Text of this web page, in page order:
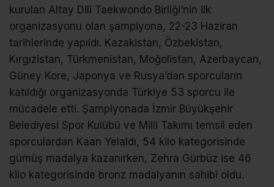
kurulan Altay Dili Taekwondo Birliği’nin ilk
organizasyonu olan şampiyona, 22-23 Haziran
tarihlerinde yapıldı. Kazakistan, Özbekistan,
Kırgızistan, Türkmenistan, Moğolistan, Azerbaycan,
Güney Kore, Japonya ve Rusya’dan sporcuların
katıldığı organizasyonda Türkiye 53 sporcu ile
mücadele etti. Şampiyonada İzmir Büyükşehir
Belediyesi Spor Kulübü ve Milli Takımı temsil eden
sporculardan Kaan Yelaldı, 54 kilo kategorisinde
gümüş madalya kazanırken, Zehra Gürbüz ise 46
kilo kategorisinde bronz madalyanın sahibi oldu.